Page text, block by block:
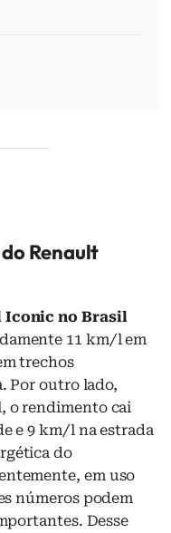
Renault
Iconic no Brasil
11 km/l em
trechos
Por outro lado,
o rendimento cai
e 9 km/l na estrada
do
em uso
números podem
Desse